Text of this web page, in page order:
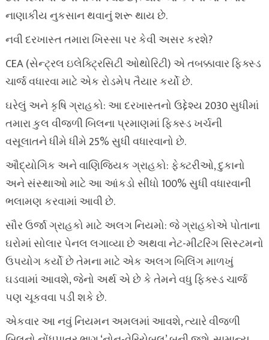
નાણાકીય નુકસાન થવાનું શરૂ થાય છે.
નવી દરખાસ્ત તમારા ખિસ્સા પર કેવી અસર કરશે?
CEA (સેન્ટ્રલ ઇલેક્ટ્રિસિટી ઓથોરિટી) એ તબક્કાવાર ફિક્સ્ડ
ચાર્જ વધારવા માટે એક રોડમેપ તૈયાર કર્યો છે.
ઘરેલું અને કૃષિ ગ્રાહકો: આ દરખાસ્તનો ઉદ્દેશ્ય 2030 સુધીમાં
તમારા કુલ વીજળી બિલના પ્રમાણમાં ફિક્સ્ડ ખર્ચની
વસૂલાતને ધીમે ધીમે 25% સુધી વધારવાનો છે.
ઔદ્યોગિક અને વાણિજ્યિક ગ્રાહકો: ફેક્ટરીઓ, દુકાનો
અને સંસ્થાઓ માટે આ આંકડો સીધો 100% સુધી વધારવાની
ભલામણ કરવામાં આવી છે.
સૌર ઉર્જા ગ્રાહકો માટે અલગ નિયમો: જે ગ્રાહકોએ પોતાના
ઘરોમાં સોલાર પેનલ લગાવ્યા છે અથવા નેટ-મીટરિંગ સિસ્ટમનો
ઉપયોગ કર્યો છે તેમના માટે એક અલગ બિલિંગ માળખું
ઘડવામાં આવશે, જેનો અર્થ એ છે કે તેમને વધુ ફિક્સ્ડ ચાર્જ
પણ ચૂકવવા પડી શકે છે.
એકવાર આ નવું નિયમન અમલમાં આવશે, ત્યારે વીજળી